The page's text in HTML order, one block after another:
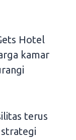
Hotel
kamar
terus
strategi